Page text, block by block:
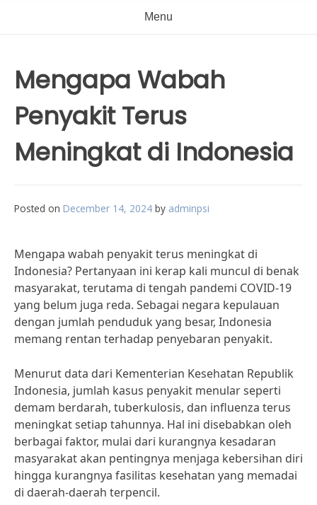
Menu
Mengapa Wabah
Penyakit Terus
Meningkat di Indonesia
Posted on December 14, 2024 by adminpsi
Mengapa wabah penyakit terus meningkat di
Indonesia? Pertanyaan ini kerap kali muncul di benak
masyarakat, terutama di tengah pandemi COVID-19
yang belum juga reda. Sebagai negara kepulauan
dengan jumlah penduduk yang besar, Indonesia
memang rentan terhadap penyebaran penyakit.
Menurut data dari Kementerian Kesehatan Republik
Indonesia, jumlah kasus penyakit menular seperti
demam berdarah, tuberkulosis, dan influenza terus
meningkat setiap tahunnya. Hal ini disebabkan oleh
berbagai faktor, mulai dari kurangnya kesadaran
masyarakat akan pentingnya menjaga kebersihan diri
hingga kurangnya fasilitas kesehatan yang memadai
di daerah-daerah terpencil.